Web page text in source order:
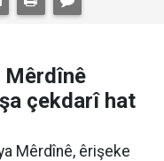
Mêrdînê
çekdarî hat
Mêrdînê, êrişeke